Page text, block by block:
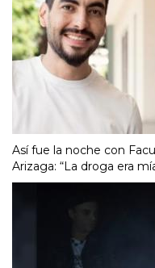
Así fue la noche con
Arizaga: “La droga era